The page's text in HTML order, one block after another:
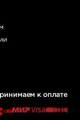
к оплате